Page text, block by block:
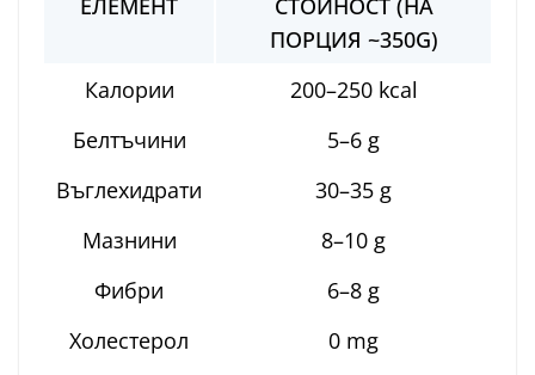
ЕЛЕМЕНТ
СТОЙНОСТ (НА
ПОРЦИЯ ~350G)
Калории
200–250 kcal
Белтъчини
5–6 g
Въглехидрати
30–35 g
Мазнини
8–10 g
Фибри
6–8 g
Холестерол
0 mg